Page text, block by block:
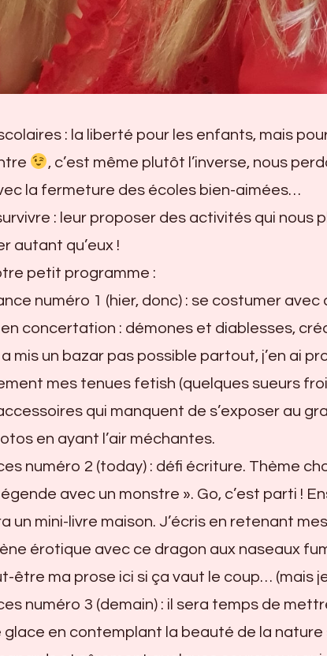
: la liberté pour les enfants, mais
, c’est même plutôt l’inverse, nous
la fermeture des écoles bien-aimées…
: leur proposer des activités qui nous
autant qu’eux !
petit programme :
numéro 1 (hier, donc) : se costumer avec
concertation : démones et diablesses,
mis un bazar pas possible partout, j’en ai
mes tenues fetish (quelques sueurs
qui manquent de s’exposer au
en ayant l’air méchantes.
numéro 2 (today) : défi écriture. Thème
légende avec un monstre ». Go, c’est parti !
un mini-livre maison. J’écris en retenant mes
érotique avec ce dragon aux naseaux
être ma prose ici si ça vaut le coup… (mais
numéro 3 (demain) : il sera temps de
glace en contemplant la beauté de la nature